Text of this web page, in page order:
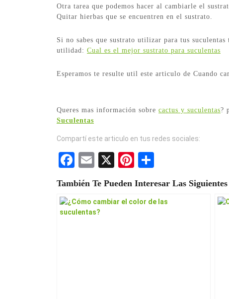
Otra tarea que podemos hacer al cambiarle el
Quitar hierbas que se encuentren en el sustrato.
Si no sabes que sustrato utilizar para tus
utilidad: Cual es el mejor sustrato para suculentas
Esperamos te resulte util este articulo de Cuando
Queres mas información sobre cactus y suculentas?
Suculentas
Compartí este articulo en tus redes sociales:
F
a
ce
b
E
m
ail
X
Pi
nt
er
es
ar
e
También Te Pueden Interesar Las